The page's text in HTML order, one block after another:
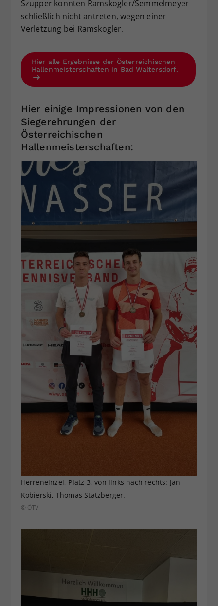
Szupper konnten Ramskogler/Semmelmeyer
schließlich nicht antreten, wegen einer
Verletzung bei Ramskogler.
Hier alle Ergebnisse der Österreichischen
Hallenmeisterschaften in Bad Waltersdorf.
Hier einige Impressionen von den
Siegerehrungen der
Österreichischen
Hallenmeisterschaften:
Herreneinzel, Platz 3, von links nach rechts: Jan
Kobierski, Thomas Statzberger.
© ÖTV